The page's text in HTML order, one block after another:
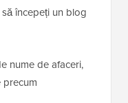
începeți un blog
nume de afaceri,
precum